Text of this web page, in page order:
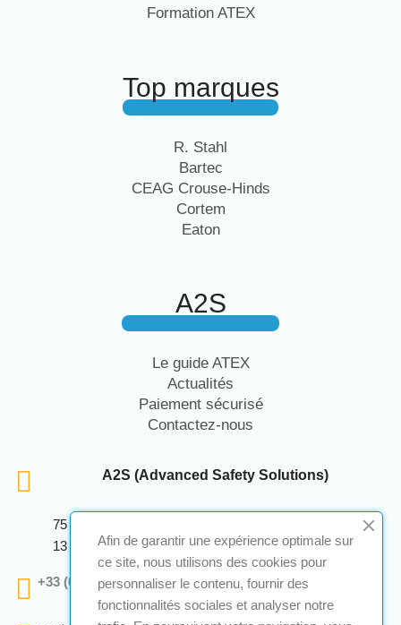
Formation ATEX
Top marques
R. Stahl
Bartec
CEAG Crouse-Hinds
Cortem
Eaton
A2S
Le guide ATEX
Actualités
Paiement sécurisé
Contactez-nous
A2S (Advanced Safety Solutions)
75 Avenue Marcellin Berthelot Anthelios Bâtiment E
13 290 Aix En Provence
+33 (0)4 12 28 00 69
Afin de garantir une expérience optimale sur
ce site, nous utilisons des cookies pour
personnaliser le contenu, fournir des
fonctionnalités sociales et analyser notre